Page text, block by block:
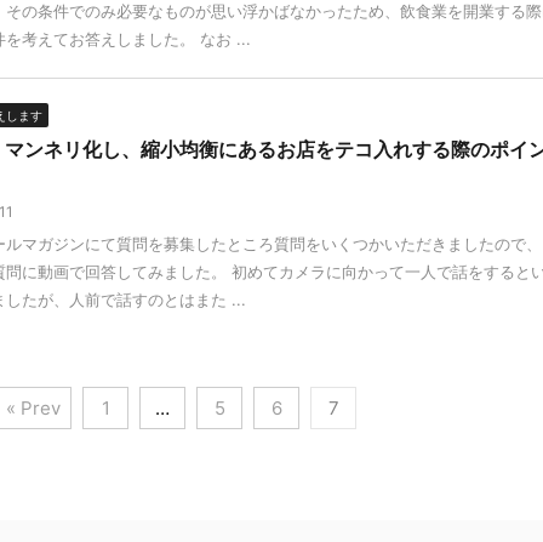
その条件でのみ必要なものが思い浮かばなかったため、飲食業を開業する際
を考えてお答えしました。 なお ...
します
マンネリ化し、縮小均衡にあるお店をテコ入れする際のポイ
ルマガジンにて質問を募集したところ質問をいくつかいただきましたので、
問に動画で回答してみました。 初めてカメラに向かって一人で話をすると
したが、人前で話すのとはまた ...
« Prev 1 … 5 6 7